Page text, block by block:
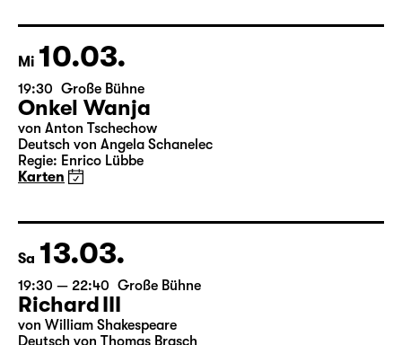
18:45 + 19:00 Einführung im Rangfoyer
Karten
Mi 10.03.
19:30 Große Bühne
Onkel Wanja
Regie: Enrico Lübbe
Karten
Sa 13.03.